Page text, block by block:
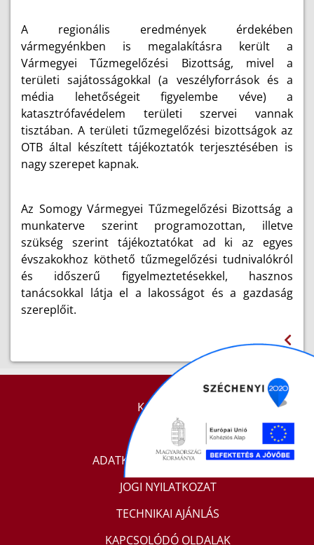
A regionális eredmények érdekében
vármegyénkben is megalakításra került a
Vármegyei Tűzmegelőzési Bizottság, mivel a
területi sajátosságokkal (a veszélyforrások és a
média lehetőségeit figyelembe véve) a
katasztrófavédelem területi szervei vannak
tisztában. A területi tűzmegelőzési bizottságok az
OTB által készített tájékoztatók terjesztésében is
nagy szerepet kapnak.
Az Somogy Vármegyei Tűzmegelőzési Bizottság a
munkaterve szerint programozottan, illetve
szükség szerint tájékoztatókat ad ki az egyes
évszakokhoz köthető tűzmegelőzési tudnivalókról
és időszerű figyelmeztetésekkel, hasznos
tanácsokkal látja el a lakosságot és a gazdaság
szereplőit.
KAPCSOLAT
IMPRESSZUM
ADATKEZELÉSI TÁJÉKOZTATÓ
JOGI NYILATKOZAT
TECHNIKAI AJÁNLÁS
KAPCSOLÓDÓ OLDALAK